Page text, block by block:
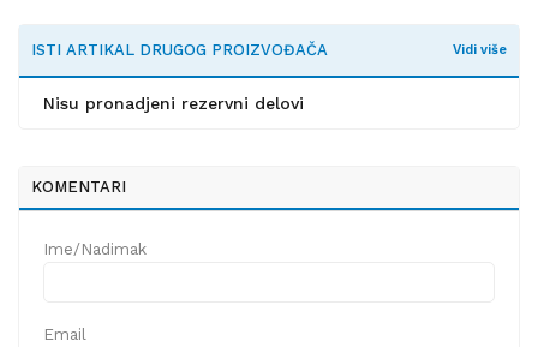
ISTI ARTIKAL DRUGOG PROIZVOĐAČA Vidi više
Nisu pronadjeni rezervni delovi
KOMENTARI
Ime/Nadimak
Email